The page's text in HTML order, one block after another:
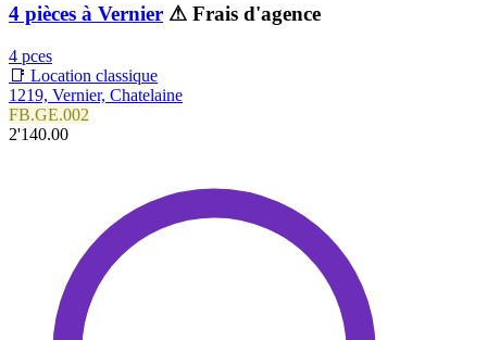
4 pièces à Vernier ⚠ Frais d'agence
4 pces
📑 Location classique
1219, Vernier, Chatelaine
FB.GE.002
2'140.00